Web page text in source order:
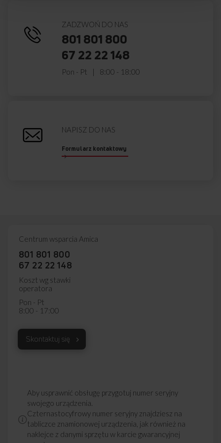
problemem? Nie, po prostu włóż potrawę, ustaw jej wagę,
wybierz rodzaj, a kuchenka mikrofalowa sama dobierze
odpowiedni program. Prosto i wygodnie.
ZADZWOŃ DO NAS
801 801 800
67 22 22 148
Pon - Pt 8:00 - 18:00
NAPISZ DO NAS
Formularz kontaktowy
Centrum wsparcia Amica
801 801 800
67 22 22 148
Koszt wg stawki
operatora
Pon - Pt
8:00 - 17:00
Skontaktuj się
Aby usprawnić obsługę przygotuj numer seryjny
swojego urządzenia.
Czternastocyfrowy numer seryjny znajdziesz na
tabliczce znamionowej urządzenia, jak również na
naklejce z danymi sprzętu w karcie gwarancyjnej